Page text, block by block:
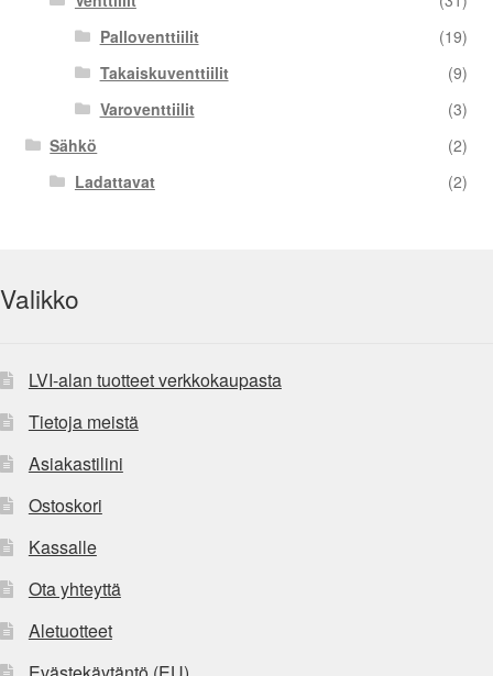
Palloventtiilit
(19)
Takaiskuventtiilit
(9)
Varoventtiilit
(3)
Sähkö
(2)
Ladattavat
(2)
Valikko
LVI-alan tuotteet verkkokaupasta
Tietoja meistä
Asiakastilini
Ostoskori
Kassalle
Ota yhteyttä
Aletuotteet